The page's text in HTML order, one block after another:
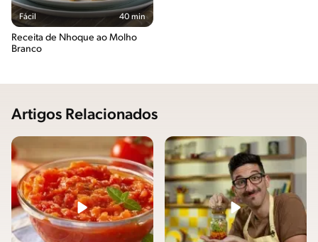
Fácil 40 min
Receita de Nhoque ao Molho
Branco
Artigos Relacionados